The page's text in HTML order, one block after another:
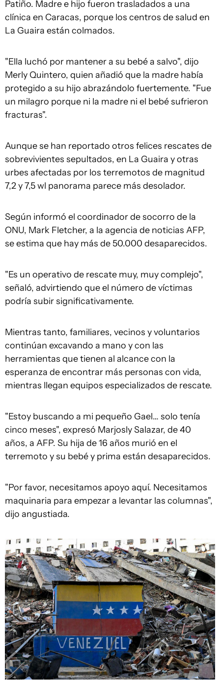
Patiño. Madre e hijo fueron trasladados a una
clínica en Caracas, porque los centros de salud en
La Guaira están colmados.
"Ella luchó por mantener a su bebé a salvo", dijo
Merly Quintero, quien añadió que la madre había
protegido a su hijo abrazándolo fuertemente. "Fue
un milagro porque ni la madre ni el bebé sufrieron
fracturas".
Aunque se han reportado otros felices rescates de
sobrevivientes sepultados, en La Guaira y otras
urbes afectadas por los terremotos de magnitud
7,2 y 7,5 wl panorama parece más desolador.
Según informó el coordinador de socorro de la
ONU, Mark Fletcher, a la agencia de noticias AFP,
se estima que hay más de 50.000 desaparecidos.
"Es un operativo de rescate muy, muy complejo",
señaló, advirtiendo que el número de víctimas
podría subir significativamente.
Mientras tanto, familiares, vecinos y voluntarios
continúan excavando a mano y con las
herramientas que tienen al alcance con la
esperanza de encontrar más personas con vida,
mientras llegan equipos especializados de rescate.
"Estoy buscando a mi pequeño Gael… solo tenía
cinco meses", expresó Marjosly Salazar, de 40
años, a AFP. Su hija de 16 años murió en el
terremoto y su bebé y prima están desaparecidos.
"Por favor, necesitamos apoyo aquí. Necesitamos
maquinaria para empezar a levantar las columnas",
dijo angustiada.